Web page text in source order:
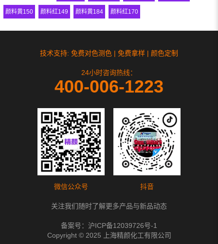
颜料黄150 颜料红149 颜料黄184 颜料红170
技术支持: 免费对色测色 | 免费拿样 | 颜色定制
24小时咨询热线：
400-006-1223
微信公众号 抖音
关注我们随时了解更多产品与新品动态
备案号： 沪ICP备12039726号-1
Copyright © 2025 上海精颜化工有限公司